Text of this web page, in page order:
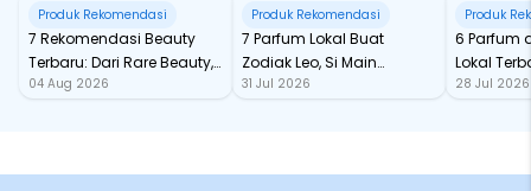
Produk Rekomendasi
7 Rekomendasi Beauty
Terbaru: Dari Rare Beauty,
Sampai Rhode Skin, Super
04 Aug 2026
Produk Rekomendasi
7 Parfum Lokal Buat
Zodiak Leo, Si Main
Character yang Selalu
31 Jul 2026
Produk
6 Parfum
Lokal
dari
28 Jul 2026